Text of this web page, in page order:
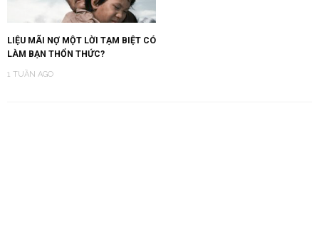
LIỆU MÃI NỢ MỘT LỜI TẠM BIỆT CÓ
LÀM BẠN THỔN THỨC?
1 TUẦN AGO